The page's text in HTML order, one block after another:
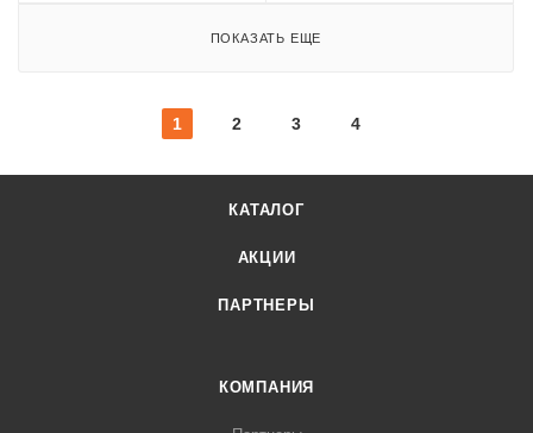
ПОКАЗАТЬ ЕЩЕ
1 2 3 4
КАТАЛОГ
АКЦИИ
ПАРТНЕРЫ
КОМПАНИЯ